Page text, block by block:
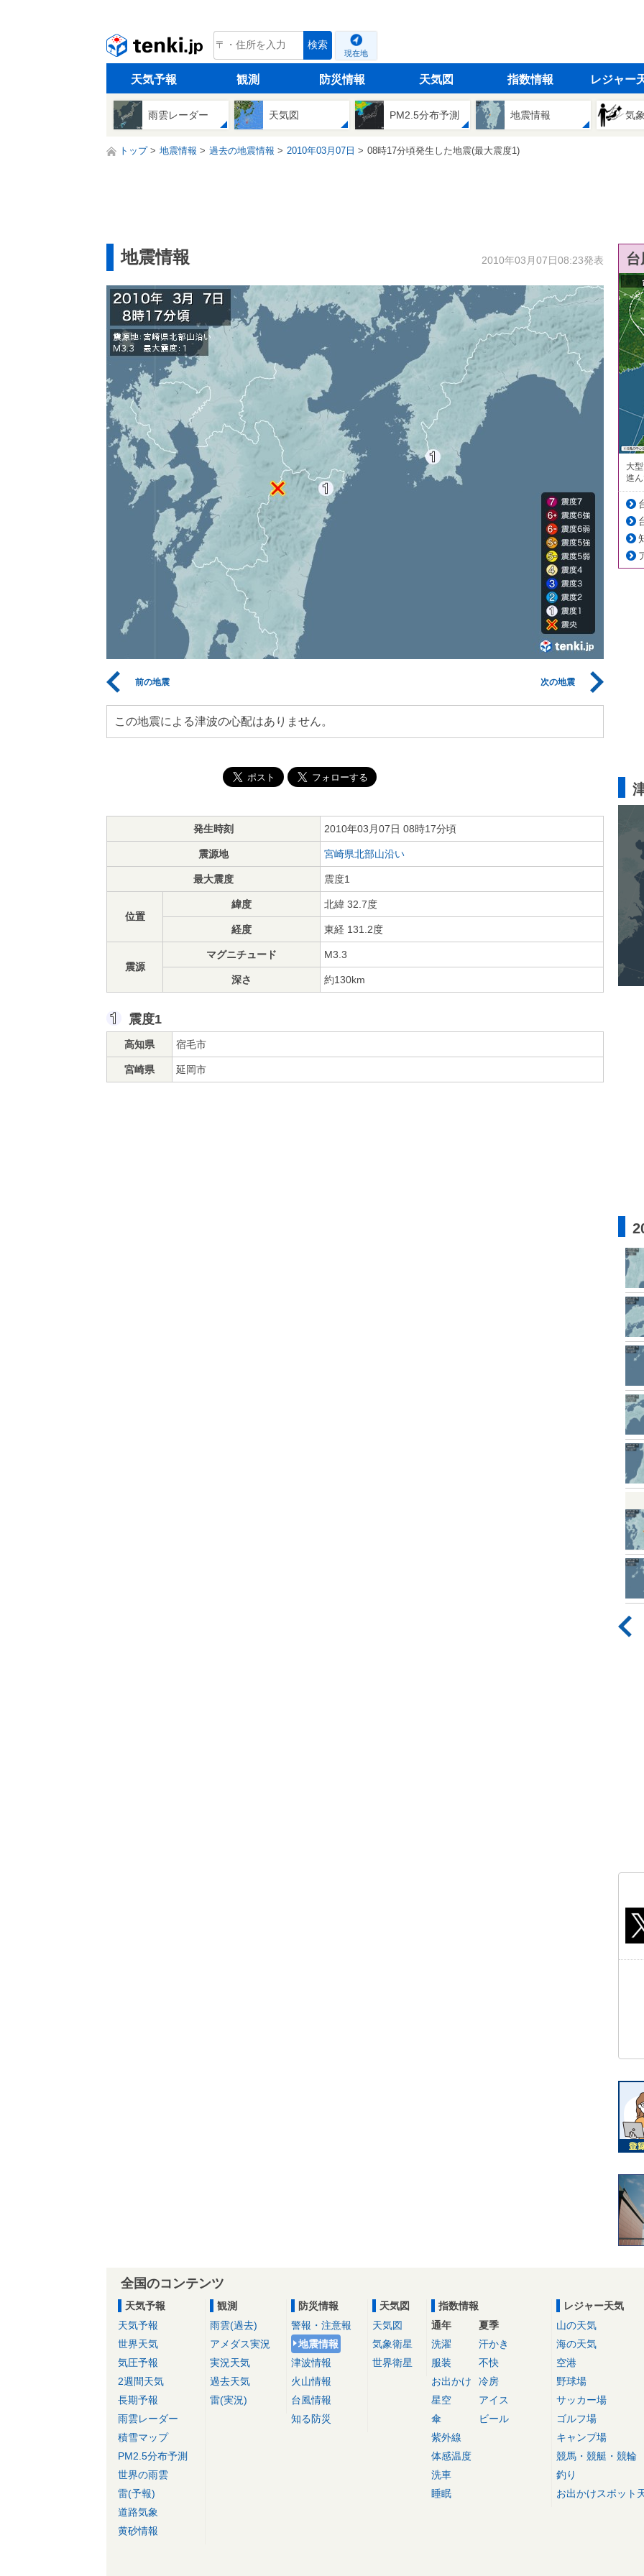
tenki.jp 検索
現在地
天気予報 観測 防災情報 天気図 指数情報 レジャー
雨雲レーダー 天気図 PM2.5分布予測 地震情報 気
トップ 地震情報 過去の地震情報 2010年03月07日 08時17分頃発生した地震(最大震度1)
地震情報 2010年03月07日08:23発表
前の地震 次の地震
この地震による津波の心配はありません。
発生時刻 2010年03月07日 08時17分頃
震源地 宮崎県北部山沿い
最大震度 震度1
位置
緯度 北緯 32.7度
経度 東経 131.2度
震源
マグニチュード M3.3
深さ 約130km
震度1
高知県 宿毛市
宮崎県 延岡市
大
進
全国のコンテンツ
天気予報
天気予報
世界天気
気圧予報
2週間天気
長期予報
雨雲レーダー
積雪マップ
PM2.5分布予測
世界の雨雲
雷(予報)
道路気象
黄砂情報
観測
雨雲(過去)
アメダス実況
実況天気
過去天気
雷(実況)
防災情報
警報・注意報
地震情報
津波情報
火山情報
台風情報
知る防災
天気図
天気図
気象衛星
世界衛星
指数情報
通年
洗濯
服装
お出かけ
星空
傘
紫外線
体感温度
洗車
睡眠
夏季
汗かき
不快
冷房
アイス
ビール
レジャー天気
山の天気
海の天気
空港
野球場
サッカー場
ゴルフ場
キャンプ場
競馬・競艇・競輪
釣り
お出かけスポット